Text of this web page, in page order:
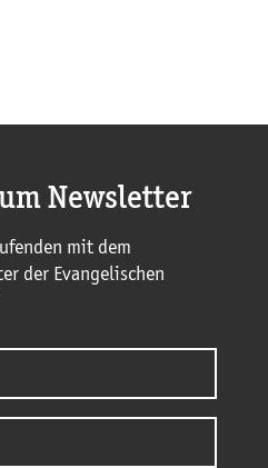
Newsletter
mit dem
der Evangelischen